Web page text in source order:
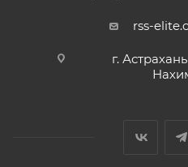
rss-
г.